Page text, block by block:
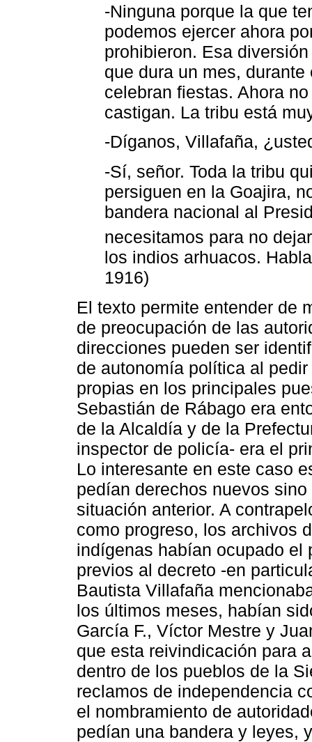
-Ninguna porque la que
podemos ejercer ahora
prohibieron. Esa
que dura un mes,
celebran fiestas. Ahora
castigan. La tribu está
-Díganos, Villafaña,
-Sí, señor. Toda la tribu
persiguen en la Goajira,
bandera nacional al
necesitamos para no
los indios arhuacos.
1916)
El texto permite entender de
de preocupación de las
direcciones pueden ser
de autonomía política al
propias en los principales
Sebastián de Rábago era
de la Alcaldía y de la
inspector de policía- era el
Lo interesante en este caso
pedían derechos nuevos
situación anterior. A
como progreso, los archivos
indígenas habían ocupado el
previos al decreto -en
Bautista Villafaña
los últimos meses, habían
García F., Víctor Mestre y
que esta reivindicación para
dentro de los pueblos de la
reclamos de independencia
el nombramiento de
pedían una bandera y leyes,